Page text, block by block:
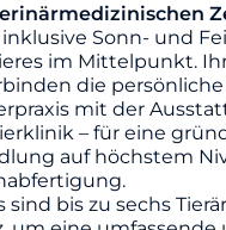
inklusive Sonn- und
im Mittelpunkt.
die
mit der
– für eine
auf höchstem
sind bis zu sechs